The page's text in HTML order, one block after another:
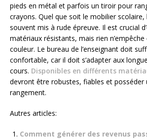
pieds en métal et parfois un tiroir pour
crayons. Quel que soit le mobilier
souvent mis à rude épreuve. Il est crucial
matériaux résistants, mais rien n’empêche
couleur. Le bureau de l’enseignant doit
confortable, car il doit s’adapter aux
cours. Disponibles en différents
devront être robustes, fiables et posséder
rangement.
Autres articles:
Comment générer des revenus